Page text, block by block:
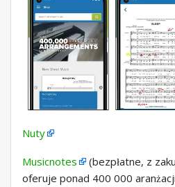
Nuty
Musicnotes
(bezpłatne, z
oferuje ponad 400 000